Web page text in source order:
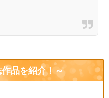
品を紹介！～